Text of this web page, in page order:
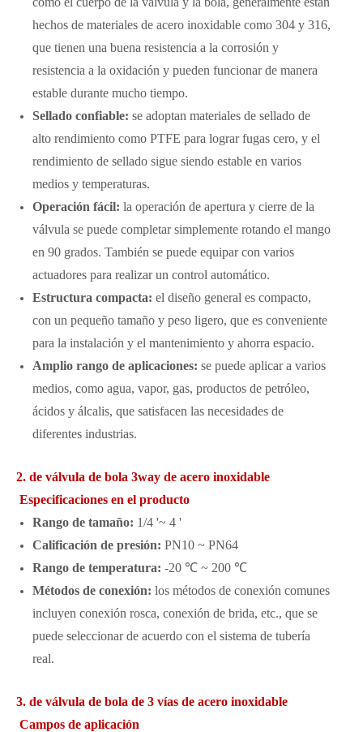
hechos de materiales de acero inoxidable como 304 y 316,
que tienen una buena resistencia a la corrosión y
resistencia a la oxidación y pueden funcionar de manera
estable durante mucho tiempo.
Sellado confiable: se adoptan materiales de sellado de
alto rendimiento como PTFE para lograr fugas cero, y el
rendimiento de sellado sigue siendo estable en varios
medios y temperaturas.
Operación fácil: la operación de apertura y cierre de la
válvula se puede completar simplemente rotando el mango
en 90 grados. También se puede equipar con varios
actuadores para realizar un control automático.
Estructura compacta: el diseño general es compacto,
con un pequeño tamaño y peso ligero, que es conveniente
para la instalación y el mantenimiento y ahorra espacio.
Amplio rango de aplicaciones: se puede aplicar a varios
medios, como agua, vapor, gas, productos de petróleo,
ácidos y álcalis, que satisfacen las necesidades de
diferentes industrias.
2. de válvula de bola 3way de acero inoxidable
Especificaciones en el producto
Rango de tamaño: 1/4 '~ 4 '
Calificación de presión: PN10 ~ PN64
Rango de temperatura: -20 ℃ ~ 200 ℃
Métodos de conexión: los métodos de conexión comunes
incluyen conexión rosca, conexión de brida, etc., que se
puede seleccionar de acuerdo con el sistema de tubería
real.
3. de válvula de bola de 3 vías de acero inoxidable
Campos de aplicación